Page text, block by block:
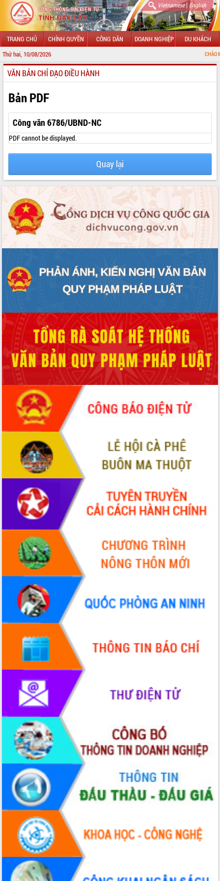
Vietnamese| English
TRANG CHỦ CHÍNH QUYỀN CÔNG DÂN DOANH NGHIỆP DU KHÁCH
Thứ hai, 10/08/2026 CHÀO MỪNG ĐẾN
GIỚI THIỆU
LÃNH ĐẠO UBND TỈNH
TIN TỨC SỰ KIỆN
SỞ, BAN, NGÀNH
UBND CÁC XÃ, PHƯỜNG
THÔNG TIN CHỈ ĐẠO ĐIỀU HÀNH
VĂN BẢN HĐND TỈNH
ĐIỂM TIN VĂN BẢN
VIDEO
Không có file video nào để phát.
ALBUM ẢNH
LIÊN KẾT WEB
VĂN BẢN CHỈ ĐẠO ĐIỀU HÀNH
Bản PDF
Công văn 6786/UBND-NC
PDF cannot be displayed.
Quay lại